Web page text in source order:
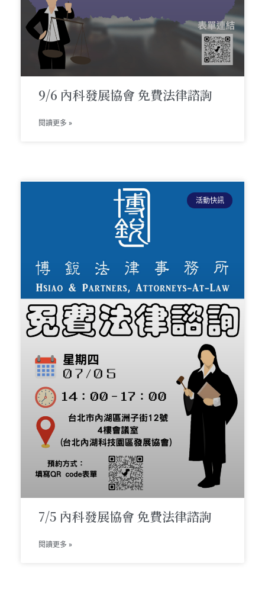
9/6 內科發展協會 免費法律諮詢
閱讀更多 »
活動快訊
7/5 內科發展協會 免費法律諮詢
閱讀更多 »